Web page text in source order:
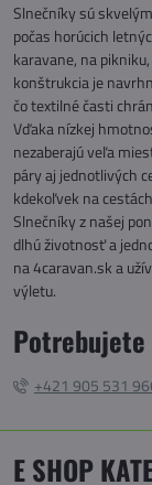
Slnečníky sú
počas horúcich
karavane, na
konštrukcia je
čo textilné časti
Vďaka nízkej
nezaberajú veľa
páry aj jednotlivých
kdekoľvek na
Slnečníky z našej
dlhú životnosť a
na 4caravan.sk a
výletu.
+421 905 531
E SHOP